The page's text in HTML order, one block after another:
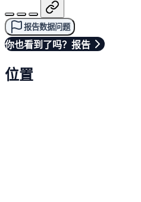
报告数据问题
你也看到了吗？报告
位置